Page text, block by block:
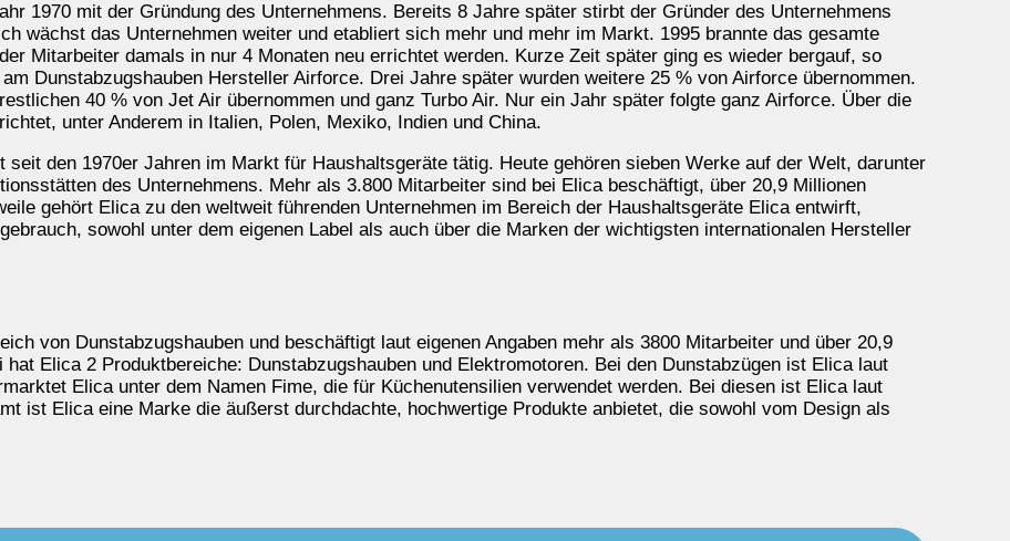
1970 mit der Gründung des Unternehmens. Bereits 8 Jahre später stirbt der Gründer des Unternehmens
wächst das Unternehmen weiter und etabliert sich mehr und mehr im Markt. 1995 brannte das gesamte
Mitarbeiter damals in nur 4 Monaten neu errichtet werden. Kurze Zeit später ging es wieder bergauf, so
Dunstabzugshauben Hersteller Airforce. Drei Jahre später wurden weitere 25 % von Airforce übernommen.
40 % von Jet Air übernommen und ganz Turbo Air. Nur ein Jahr später folgte ganz Airforce. Über die
unter Anderem in Italien, Polen, Mexiko, Indien und China.
den 1970er Jahren im Markt für Haushaltsgeräte tätig. Heute gehören sieben Werke auf der Welt, darunter
des Unternehmens. Mehr als 3.800 Mitarbeiter sind bei Elica beschäftigt, über 20,9 Millionen
gehört Elica zu den weltweit führenden Unternehmen im Bereich der Haushaltsgeräte Elica entwirft,
sowohl unter dem eigenen Label als auch über die Marken der wichtigsten internationalen Hersteller
von Dunstabzugshauben und beschäftigt laut eigenen Angaben mehr als 3800 Mitarbeiter und über 20,9
Elica 2 Produktbereiche: Dunstabzugshauben und Elektromotoren. Bei den Dunstabzügen ist Elica laut
Elica unter dem Namen Fime, die für Küchenutensilien verwendet werden. Bei diesen ist Elica laut
ist Elica eine Marke die äußerst durchdachte, hochwertige Produkte anbietet, die sowohl vom Design als